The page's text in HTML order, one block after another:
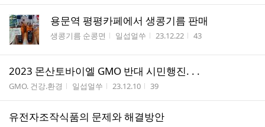
용문역 평평카페에서 생콩기름 판매
게시판명
생콩기름 순콩면 작성자
일섭얼쑤 작성시간
23.12.22 조회수
43
2023 몬산토바이엘 GMO 반대 시민행진. . .
게시판명
GMO. 건강.환경 작성자
일섭얼쑤 작성시간
23.12.10 조회수
39
유전자조작식품의 문제와 해결방안